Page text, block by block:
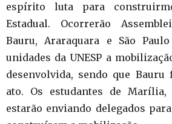
espírito luta para
Estadual. Ocorrerão
Bauru, Araraquara e São
unidades da UNESP a
desenvolvida, sendo que
ato. Os estudantes de
estarão enviando delegados